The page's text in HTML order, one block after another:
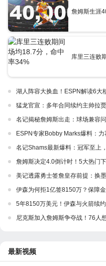
詹姆斯生涯
库里三连败
湖人阵容大换血！ESPN解读6大
猛龙官宣：多年合同续约主帅拉
名记揭秘詹姆斯出走：球场兼容问题并
ESPN专家Bobby Marks爆料：力荐骑
名记Shams最新爆料：冠军至上
詹姆斯决定4.0倒计时！5大热门
美记透露勇士签詹皇存前提：换
伊森为何拒1亿签8150万？保障
5年8150万美元！伊森与火箭续
尼克斯加入詹姆斯争夺战！76人
最新视频